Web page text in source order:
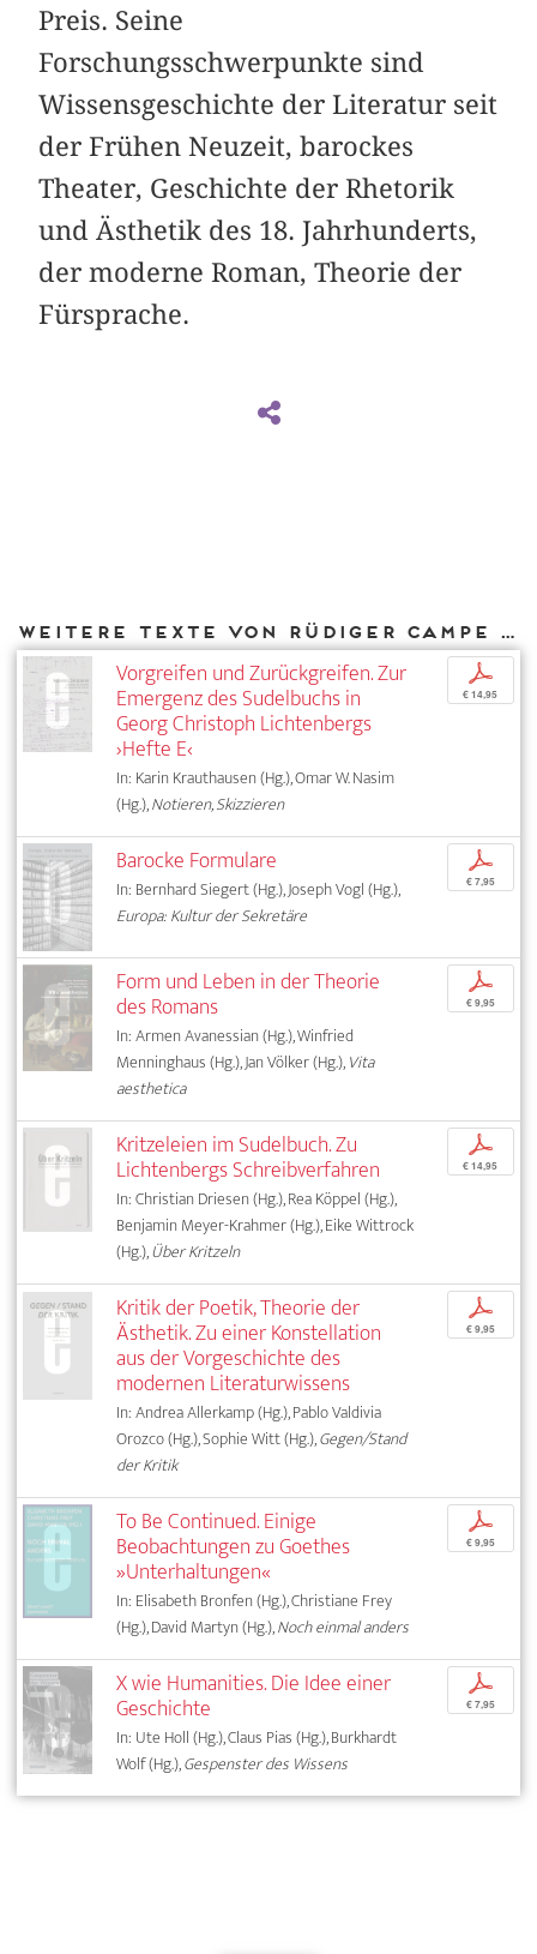
Preis. Seine
Forschungsschwerpunkte sind
Wissensgeschichte der Literatur seit
der Frühen Neuzeit, barockes
Theater, Geschichte der Rhetorik
und Ästhetik des 18. Jahrhunderts,
der moderne Roman, Theorie der
Fürsprache.
Weitere Texte von Rüdiger Campe bei DIAPHANES
Vorgreifen und Zurückgreifen. Zur
Emergenz des Sudelbuchs in
Georg Christoph Lichtenbergs
›Hefte E‹
In: Karin Krauthausen (Hg.), Omar W. Nasim
(Hg.),Notieren, Skizzieren
p
€ 14,95
Barocke Formulare
In: Bernhard Siegert (Hg.), Joseph Vogl (Hg.),
Europa: Kultur der Sekretäre
p
€ 7,95
Form und Leben in der Theorie
des Romans
In: Armen Avanessian (Hg.), Winfried
Menninghaus (Hg.), Jan Völker (Hg.),Vita
aesthetica
p
€ 9,95
Kritzeleien im Sudelbuch. Zu
Lichtenbergs Schreibverfahren
In: Christian Driesen (Hg.), Rea Köppel (Hg.),
Benjamin Meyer-Krahmer (Hg.), Eike Wittrock
(Hg.),Über Kritzeln
p
€ 14,95
Kritik der Poetik, Theorie der
Ästhetik. Zu einer Konstellation
aus der Vorgeschichte des
modernen Literaturwissens
In: Andrea Allerkamp (Hg.), Pablo Valdivia
Orozco (Hg.), Sophie Witt (Hg.),Gegen/Stand
der Kritik
p
€ 9,95
To Be Continued. Einige
Beobachtungen zu Goethes
»Unterhaltungen«
In: Elisabeth Bronfen (Hg.), Christiane Frey
(Hg.), David Martyn (Hg.),Noch einmal anders
p
€ 9,95
X wie Humanities. Die Idee einer
Geschichte
In: Ute Holl (Hg.), Claus Pias (Hg.), Burkhardt
Wolf (Hg.),Gespenster des Wissens
p
€ 7,95